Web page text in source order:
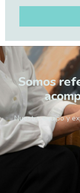
Somos
Nuestro equipo y